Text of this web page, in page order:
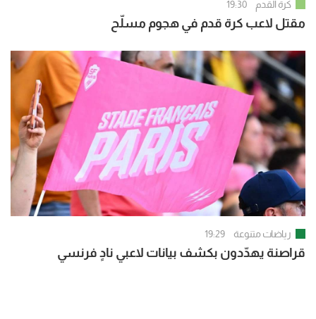
كرة القدم 19:30
مقتل لاعب كرة قدم في هجوم مسلّح
رياضات متنوعة 19:29
قراصنة يهدّدون بكشف بيانات لاعبي نادٍ فرنسي